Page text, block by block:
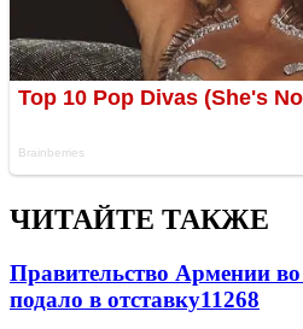
ЧИТАЙТЕ ТАКЖЕ
Правительство Армении
подало в отставку11268